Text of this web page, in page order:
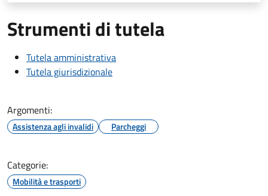
Strumenti di tutela
Tutela amministrativa
Tutela giurisdizionale
Argomenti:
Assistenza agli invalidi Parcheggi
Categorie:
Mobilità e trasporti